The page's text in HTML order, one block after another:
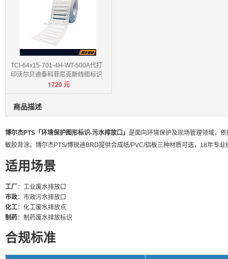
TCI-64x15-701-4H-WT-500A代打
印沃尔贝迪泰科菲尼克斯线缆标识
1720元
商品描述
博尔杰PTS「环境保护图形标识-污水排放口」 是面向环境保护及现场管理领域，
敏胶背涂。博尔杰PTS/博锐迪BRD提供合成纸/PVC/铝板三种材质可选，18年专业
适用场景
工厂
：工业废水排放口
市政：市政污水排放口
化工：化工废水排放点
制药：制药废水排放标识
合规标准